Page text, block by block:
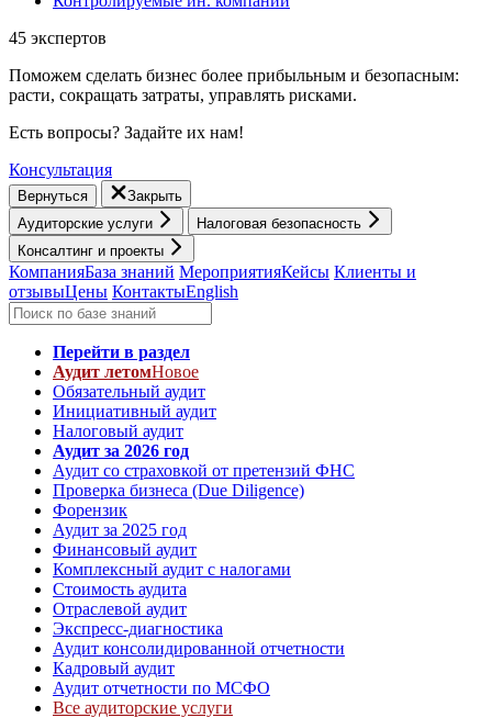
45 экспертов
Поможем сделать бизнес более прибыльным и безопасным:
расти, cокращать затраты, управлять рисками.
Есть вопросы? Задайте их нам!
Консультация
Вернуться
Закрыть
Аудиторские услуги
Налоговая безопасность
Консалтинг и проекты
КомпанияБаза знаний МероприятияКейсы Клиенты и
отзывыЦены КонтактыEnglish
Перейти в раздел
Аудит летомНовое
Обязательный аудит
Инициативный аудит
Налоговый аудит
Аудит за 2026 год
Аудит со страховкой от претензий ФНС
Проверка бизнеса (Due Diligence)
Форензик
Аудит за 2025 год
Финансовый аудит
Комплексный аудит с налогами
Стоимость аудита
Отраслевой аудит
Экспресс-диагностика
Аудит консолидированной отчетности
Кадровый аудит
Аудит отчетности по МСФО
Все аудиторские услуги